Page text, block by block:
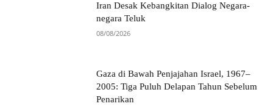
Iran Desak Kebangkitan Dialog Negara-
negara Teluk
08/08/2026
Gaza di Bawah Penjajahan Israel, 1967–
2005: Tiga Puluh Delapan Tahun Sebelum
Penarikan